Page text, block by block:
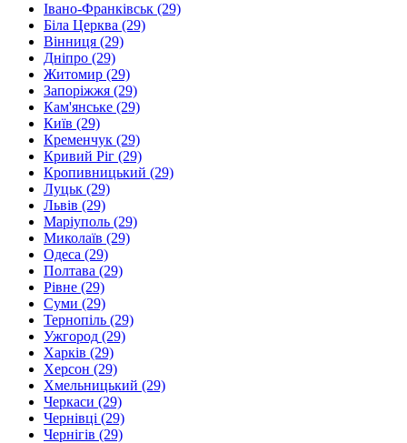
Івано-Франківськ (29)
Біла Церква (29)
Вінниця (29)
Дніпро (29)
Житомир (29)
Запоріжжя (29)
Кам'янське (29)
Київ (29)
Кременчук (29)
Кривий Ріг (29)
Кропивницький (29)
Луцьк (29)
Львів (29)
Маріуполь (29)
Миколаїв (29)
Одеса (29)
Полтава (29)
Рівне (29)
Суми (29)
Тернопіль (29)
Ужгород (29)
Харків (29)
Херсон (29)
Хмельницький (29)
Черкаси (29)
Чернівці (29)
Чернігів (29)